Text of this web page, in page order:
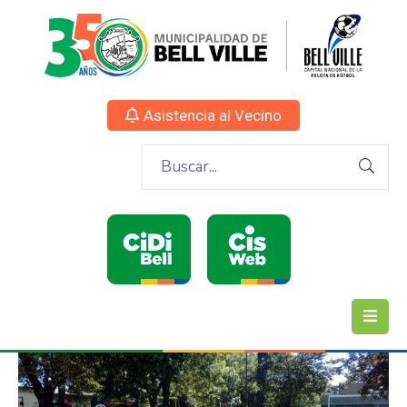
Asistencia al Vecino